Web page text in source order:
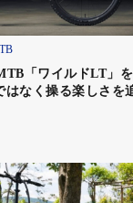
） 「ワイルドLT」を
はなく操る楽しさを